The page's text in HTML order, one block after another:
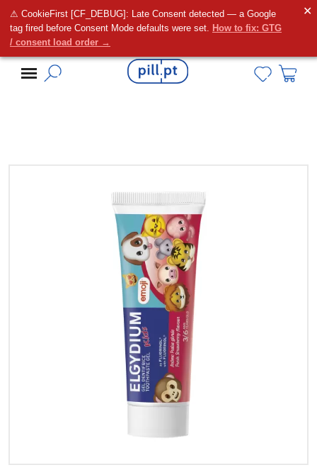
⚠ CookieFirst [CF_DEBUG]: Late Consent detected — a Google
tag fired before Consent Mode defaults were set. How to fix: GTG
/ consent load order →
✕
Alguma dúvida?